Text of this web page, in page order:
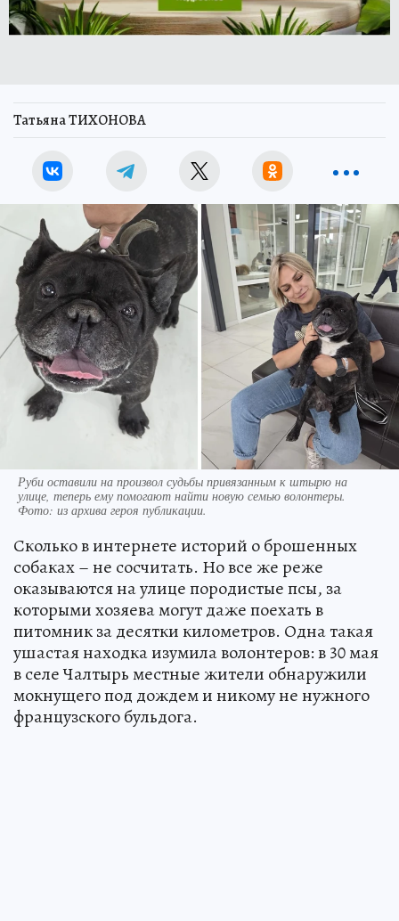
Татьяна ТИХОНОВА
Руби оставили на произвол судьбы привязанным к штырю на
улице, теперь ему помогают найти новую семью волонтеры.
Фото: из архива героя публикации.
Сколько в интернете историй о брошенных
собаках – не сосчитать. Но все же реже
оказываются на улице породистые псы, за
которыми хозяева могут даже поехать в
питомник за десятки километров. Одна такая
ушастая находка изумила волонтеров: в 30 мая
в селе Чалтырь местные жители обнаружили
мокнущего под дождем и никому не нужного
французского бульдога.